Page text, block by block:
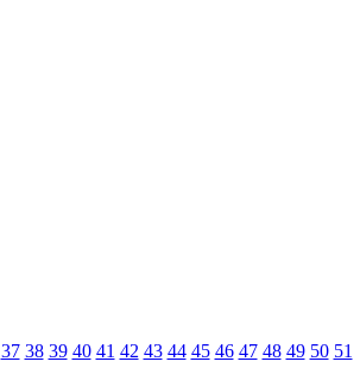
37 38 39 40 41 42 43 44 45 46 47 48 49 50 51